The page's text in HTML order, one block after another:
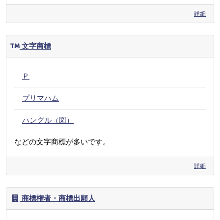
詳細
文字商標
Ｐ
プリマハム
ハングル（図）
などの文字商標が多いです。
詳細
商標権者・商標出願人